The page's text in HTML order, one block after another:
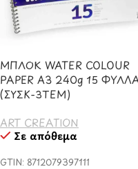
ΜΠΛΟΚ WATER COLOUR
PAPER A3 240g 15
(ΣΥΣΚ-3TEM)
ART CREATION
Σε απόθεμα
GTIN: 8712079397111